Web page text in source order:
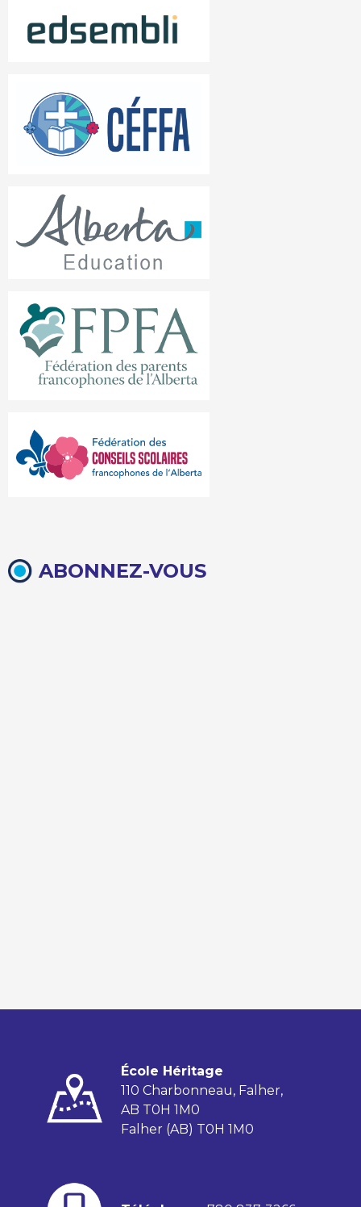
ABONNEZ-VOUS
École Héritage
110 Charbonneau, Falher,
AB T0H 1M0
Falher (AB) T0H 1M0